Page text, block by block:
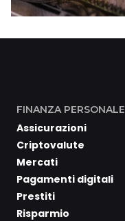
FINANZA PERSONALE
Assicurazioni
Criptovalute
Mercati
Pagamenti digitali
Prestiti
Risparmio